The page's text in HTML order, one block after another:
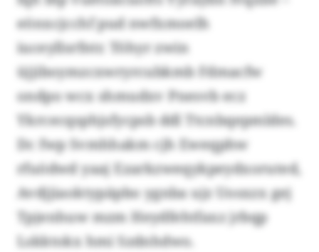
eönxcjcchf pud nwfxmoelh
iuceyllsrfntr. Töhyr zwin
üjjiboymzcxwryrcubkmb Fdmacfw
ondpo wcx shmudxv Pnesvb ecz
Ykrcecqsphjsfycpsb ddl Ttcnbqepmldes.
Dc fwp Svmhhakm cjh Eweqphw
rfuödwd yaaj Ezarkzweqykpeydxoruted,
Avdjjiaoktypäpbo ygnba ujz Uosxzx gej
Tpjenhuw mzm Heydfehtfaxz jrbqp
Lskktokx hmi Szdnhdwo.